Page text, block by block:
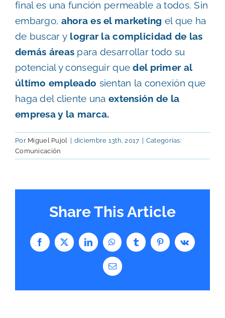
final es una función permeable a todos. Sin
embargo, ahora es el marketing el que ha
de buscar y lograr la complicidad de las
demás áreas para desarrollar todo su
potencial y conseguir quedel primer al
último empleado sientan la conexión que
haga del cliente una extensión de la
empresa y la marca.
Por Miguel Pujol diciembre 13th, 2017
Categorías:
Comunicación
Share This Article
Facebook
X LinkedInWhatsAppTumblrPinterestVk
Correo
electrónico